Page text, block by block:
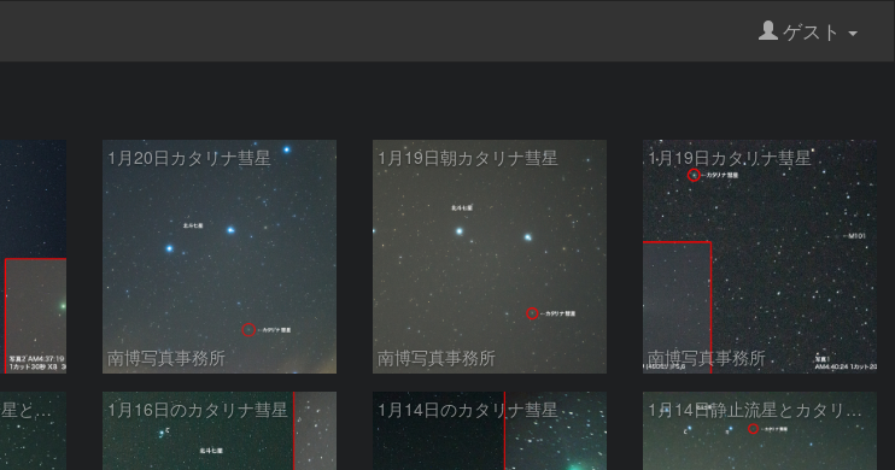
ゲスト
1月20日カタリナ彗星
南博写真事務所
1月19日朝カタリナ彗星
南博写真事務所
1月19日カタリナ彗星
南博写真事務所
1月16日のカタリナ彗星とM101 1月16日のカタリナ彗星 1月14日のカタリナ彗星 1月14日静止流星とカタリナ彗星